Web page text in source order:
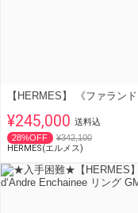
¥245,000 送料込
28%OFF
¥342,100
HERMES(エルメス)